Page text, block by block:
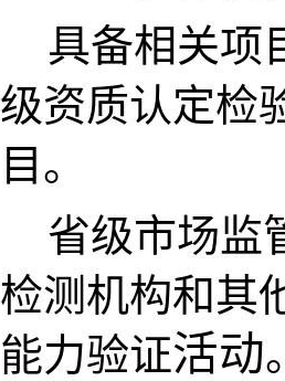
具备相关项
级资质认定检
目。
省级市场监
检测机构和其
能力验证活动